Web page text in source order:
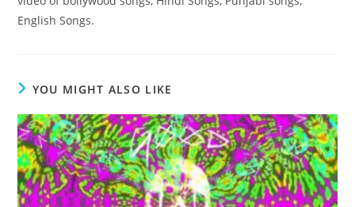
English Songs.
YOU MIGHT ALSO LIKE